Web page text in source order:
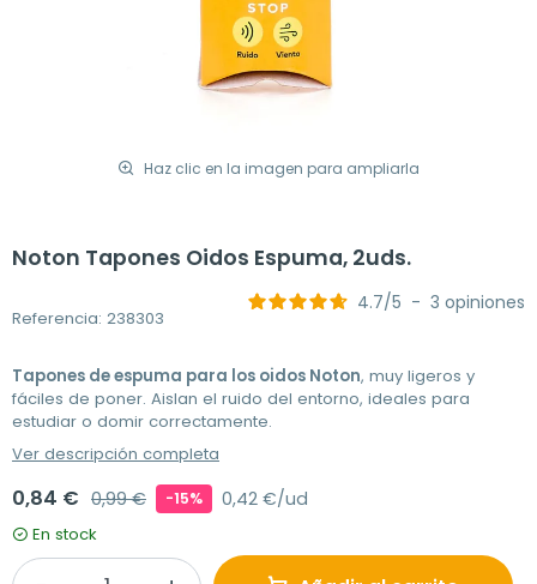
Haz clic en la imagen para ampliarla
Noton Tapones Oidos Espuma, 2uds.
Referencia: 238303
4.7/5 - 3 opiniones
Tapones de espuma para los oidos Noton, muy ligeros y
fáciles de poner. Aislan el ruido del entorno, ideales para
estudiar o domir correctamente.
Ver descripción completa
0,84 € 0,99 € -15% 0,42 €/ud
En stock